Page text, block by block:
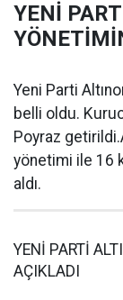
YENİ
Yeni Parti
belli oldu.
Poyraz
yönetimi ile 16
aldı.
YENİ PARTİ
AÇIKLADI